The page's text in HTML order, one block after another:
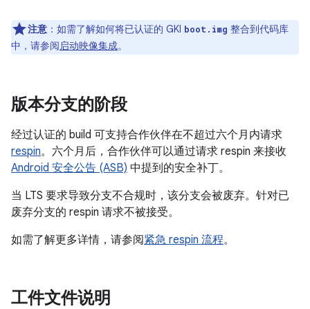
注意 ：如需了解如何将已认证的 GKI boot.img 整合到代码库
中，请参阅启动映像集成。
版本分支的阶段
经过认证的 build 可支持合作伙伴在不超过六个月内请求
respin。六个月后，合作伙伴可以通过请求 respin 来接收
Android 安全公告 (ASB) 中提到的安全补丁。
当 LTS 要求导致分支不合规时，该分支会被废弃。针对已
废弃分支的 respin 请求不被接受。
如需了解更多详情，请参阅紧急 respin 流程。
工件文件说明